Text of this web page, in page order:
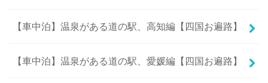
【車中泊】温泉がある道の駅、高知編【四国お遍路】
【車中泊】温泉がある道の駅、愛媛編【四国お遍路】